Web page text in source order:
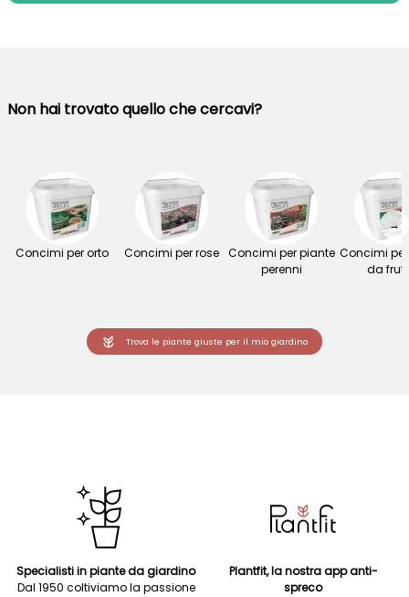
Non hai trovato quello che cercavi?
Concimi per orto Concimi per rose Concimi per piante
perenni
Concimi
da
→
Trova le piante giuste per il mio giardino
Specialisti in piante da giardino
Dal 1950 coltiviamo la passione
Plantfit, la nostra app anti-
spreco